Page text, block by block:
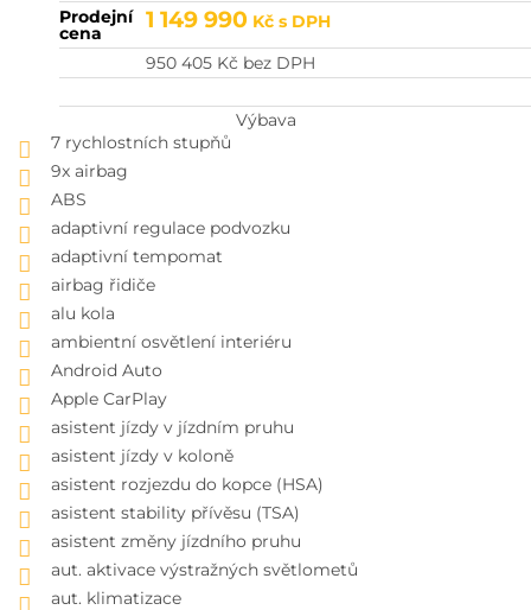
Prodejní
cena 1 149 990Kčs DPH
950 405 Kč bez DPH
Výbava
7 rychlostních stupňů
9x airbag
ABS
adaptivní regulace podvozku
adaptivní tempomat
airbag řidiče
alu kola
ambientní osvětlení interiéru
Android Auto
Apple CarPlay
asistent jízdy v jízdním pruhu
asistent jízdy v koloně
asistent rozjezdu do kopce (HSA)
asistent stability přívěsu (TSA)
asistent změny jízdního pruhu
aut. aktivace výstražných světlometů
aut. klimatizace